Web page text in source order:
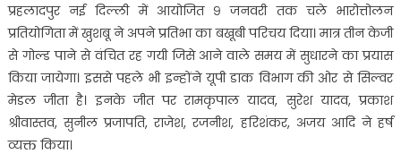
प्रहलादपुर नई दिल्ली में आयोजित ९ जनवरी तक चले भारोत्तोलन
प्रतियोगिता में खुशबू ने अपने प्रतिभा का बखूबी परिचय दिया। मात्र तीन केजी
से गोल्ड पाने से वंचित रह गयी जिसे आने वाले समय में सुधारने का प्रयास
किया जायेगा। इससे पहले भी इन्होंने यूपी डाक विभाग की ओर से सिल्वर
मेडल जीता है। इनके जीत पर रामकृपाल यादव, सुरेश यादव, प्रकाश
श्रीवास्तव, सुनील प्रजापति, राजेश, रजनीश, हरिशंकर, अजय आदि ने हर्ष
व्यक्त किया।